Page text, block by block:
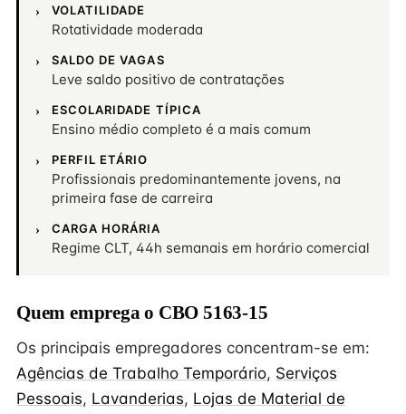
VOLATILIDADE
Rotatividade moderada
SALDO DE VAGAS
Leve saldo positivo de contratações
ESCOLARIDADE TÍPICA
Ensino médio completo é a mais comum
PERFIL ETÁRIO
Profissionais predominantemente jovens, na
primeira fase de carreira
CARGA HORÁRIA
Regime CLT, 44h semanais em horário comercial
Quem emprega o CBO 5163-15
Os principais empregadores concentram-se em:
Agências de Trabalho Temporário, Serviços
Pessoais, Lavanderias, Lojas de Material de